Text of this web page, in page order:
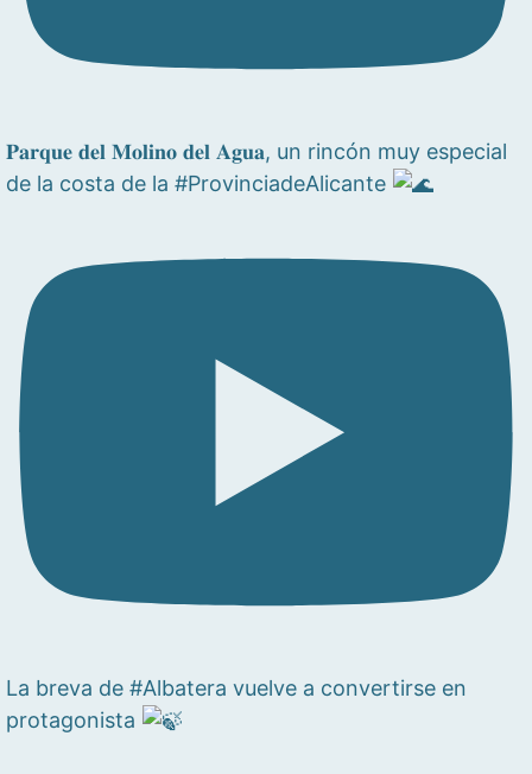
𝐏𝐚𝐫𝐪𝐮𝐞 𝐝𝐞𝐥 𝐌𝐨𝐥𝐢𝐧𝐨 𝐝𝐞𝐥 𝐀𝐠𝐮𝐚, un rincón muy especial
de la costa de la #ProvinciadeAlicante
La breva de #Albatera vuelve a convertirse en
protagonista